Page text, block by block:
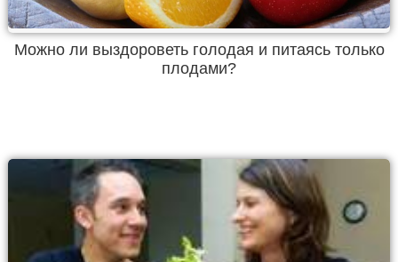
Можно ли выздороветь голодая и питаясь только
плодами?